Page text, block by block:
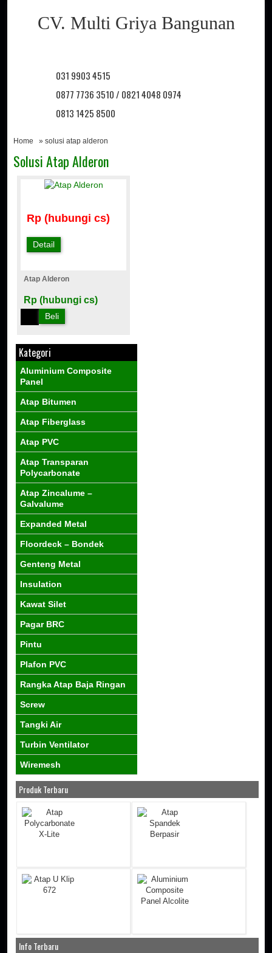
CV. Multi Griya Bangunan
031 9903 4515
0877 7736 3510 / 0821 4048 0974
0813 1425 8500
Home » solusi atap alderon
Solusi Atap Alderon
Rp (hubungi cs)
Detail
Atap Alderon
Rp (hubungi cs)
Beli
Kategori
Aluminium Composite
Panel
Atap Bitumen
Atap Fiberglass
Atap PVC
Atap Transparan
Polycarbonate
Atap Zincalume –
Galvalume
Expanded Metal
Floordeck – Bondek
Genteng Metal
Insulation
Kawat Silet
Pagar BRC
Pintu
Plafon PVC
Rangka Atap Baja Ringan
Screw
Tangki Air
Turbin Ventilator
Wiremesh
Produk Terbaru
Info Terbaru